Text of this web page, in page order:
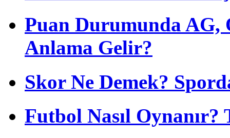
Puan Durumunda AG,
Anlama Gelir?
Skor Ne Demek?
Futbol Nasıl